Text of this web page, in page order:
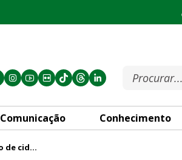
Comunicação Conhecimento
Câmara Legislativa concede título de cidadão honorário ao desembargador Cruz Macedo